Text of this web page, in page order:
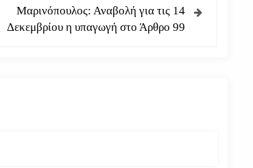
Μαρινόπουλος: Αναβολή για τις 14
Δεκεμβρίου η υπαγωγή στο Άρθρο 99